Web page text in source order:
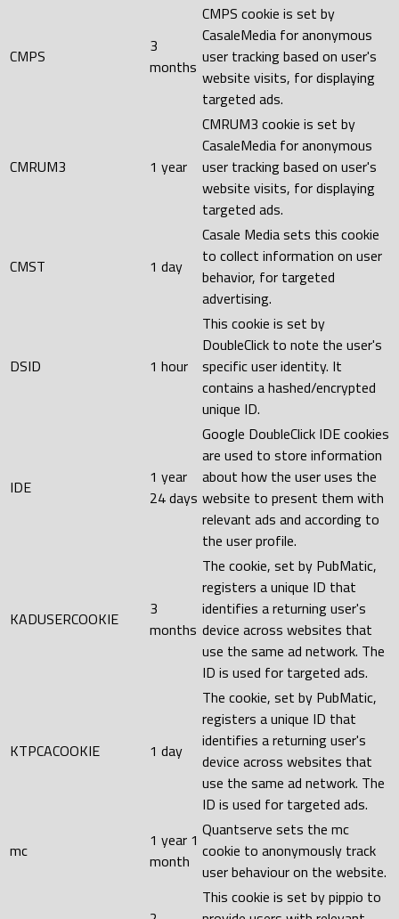
CMPS
3
months
CMPS cookie is set by
CasaleMedia for anonymous
user tracking based on user's
website visits, for displaying
targeted ads.
CMRUM3 1 year
CMRUM3 cookie is set by
CasaleMedia for anonymous
user tracking based on user's
website visits, for displaying
targeted ads.
CMST 1 day
Casale Media sets this cookie
to collect information on user
behavior, for targeted
advertising.
DSID 1 hour
This cookie is set by
DoubleClick to note the user's
specific user identity. It
contains a hashed/encrypted
unique ID.
IDE
1 year
24 days
Google DoubleClick IDE cookies
are used to store information
about how the user uses the
website to present them with
relevant ads and according to
the user profile.
KADUSERCOOKIE
3
months
The cookie, set by PubMatic,
registers a unique ID that
identifies a returning user's
device across websites that
use the same ad network. The
ID is used for targeted ads.
KTPCACOOKIE 1 day
The cookie, set by PubMatic,
registers a unique ID that
identifies a returning user's
device across websites that
use the same ad network. The
ID is used for targeted ads.
mc
1 year 1
month
Quantserve sets the mc
cookie to anonymously track
user behaviour on the website.
This cookie is set by pippio to